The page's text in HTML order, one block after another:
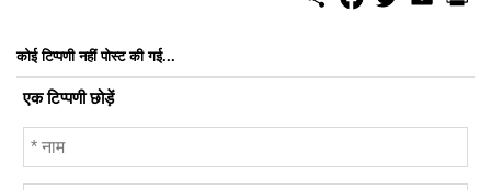
o
w
e
m
कोई टिप्पणी नहीं पोस्ट की गई...
एक टिप्पणी छोड़ें